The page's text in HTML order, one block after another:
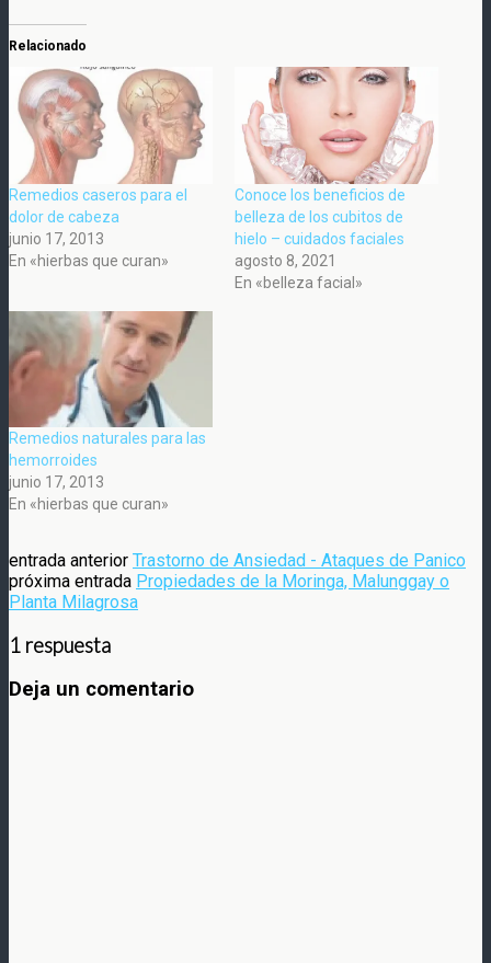
Relacionado
Remedios caseros para el
dolor de cabeza
junio 17, 2013
En «hierbas que curan»
Conoce los beneficios de
belleza de los cubitos de
hielo – cuidados faciales
agosto 8, 2021
En «belleza facial»
Remedios naturales para las
hemorroides
junio 17, 2013
En «hierbas que curan»
entrada anterior Trastorno de Ansiedad - Ataques de Panico
próxima entrada Propiedades de la Moringa, Malunggay o
Planta Milagrosa
1 respuesta
Deja un comentario